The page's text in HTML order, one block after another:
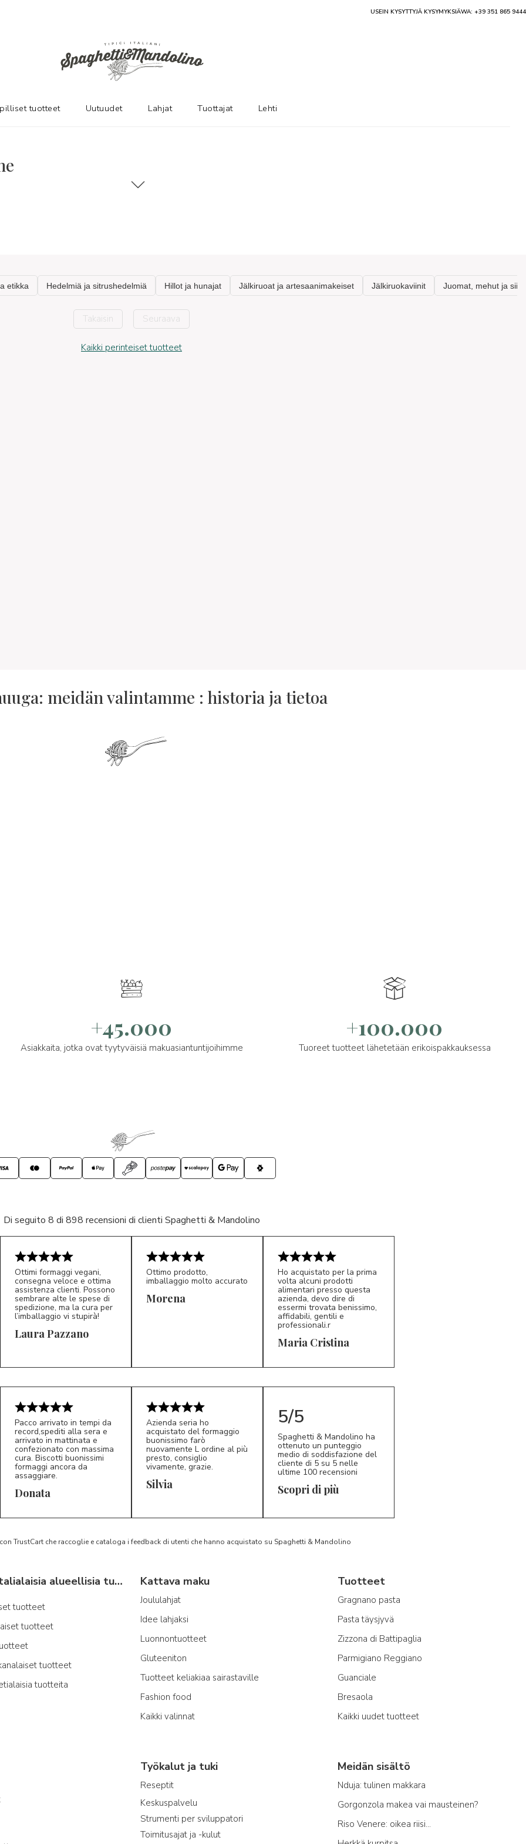
Takaisin Seuraava
Kaikki perinteiset tuotteet
meidän valintamme : historia ja tietoa
+45.000
Asiakkaita, jotka ovat tyytyväisiä makuasiantuntijoihimme
+100.000
Tuoreet tuotteet lähetetään erikoispakkauksessa
Di seguito 8 di 898 recensioni di clienti Spaghetti & Mandolino
LP 5/5
Ottimi formaggi vegani,
consegna veloce e ottima
assistenza clienti. Possono
sembrare alte le spese di
spedizione, ma la cura per
l’imballaggio vi stupirà!
Laura Pazzano
Ottimo prodotto,
imballaggio molto accurato
Morena
MC 5/5
Ho acquistato per la prima
volta alcuni prodotti
alimentari presso questa
azienda, devo dire di
essermi trovata benissimo,
affidabili, gentili e
professionali.r
Maria Cristina
D*
Pacco arrivato in tempi da
record,spediti alla sera e
arrivato in mattinata e
confezionato con massima
cura. Biscotti buonissimi
formaggi ancora da
assaggiare.
Donata S*
Azienda seria ho
acquistato del formaggio
buonissimo farò
nuovamente L ordine al più
presto, consiglio
vivamente, grazie.
Silvia
5/5
Spaghetti & Mandolino ha
ottenuto un punteggio
medio di soddisfazione del
cliente di 5 su 5 nelle
ultime 100 recensioni
Scopri di più
TrustCart che raccoglie e cataloga i feedback di utenti che hanno acquistato su Spaghetti & Mandolino
Tyypillisiä italialaisia alueellisia tuotteita
tuotteet
tuotteet
tuotteet
tuotteita
Kattava maku
Joululahjat
Idee lahjaksi
Luonnontuotteet
Gluteeniton
Tuotteet keliakiaa sairastaville
Fashion food
Kaikki valinnat
Tuotteet
Gragnano pasta
Pasta täysjyvä
Zizzona di Battipaglia
Parmigiano Reggiano
Guanciale
Bresaola
Kaikki uudet tuotteet
Työkalut ja tuki
Reseptit
Keskuspalvelu
Strumenti per sviluppatori
Toimitusajat ja -kulut
Meidän sisältö
Nduja: tulinen makkara
Gorgonzola makea vai mausteinen?
Riso Venere: oikea riisi...
USEIN KYSYTTYJÄ KYSYMYKSIÄWA: +39 351 865 9444
tuotteet Uutuudet Lahjat Tuottajat Lehti